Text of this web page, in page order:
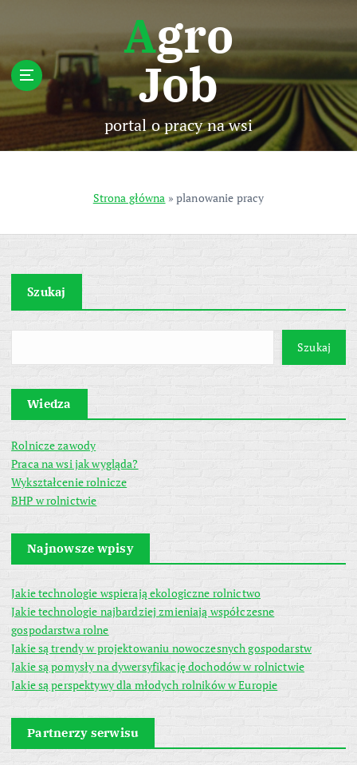
p
t
c
n
Agro
Job
portal o pracy na wsi
Strona główna » planowanie pracy
Szukaj
Szukaj
Wiedza
Rolnicze zawody
Praca na wsi jak wygląda?
Wykształcenie rolnicze
BHP w rolnictwie
Najnowsze wpisy
Jakie technologie wspierają ekologiczne rolnictwo
Jakie technologie najbardziej zmieniają współczesne
gospodarstwa rolne
Jakie są trendy w projektowaniu nowoczesnych gospodarstw
Jakie są pomysły na dywersyfikację dochodów w rolnictwie
Jakie są perspektywy dla młodych rolników w Europie
Partnerzy serwisu